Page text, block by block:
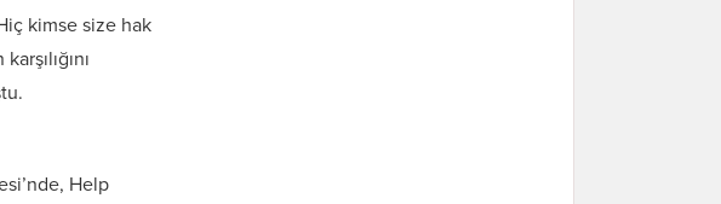
kimse size hak
Help